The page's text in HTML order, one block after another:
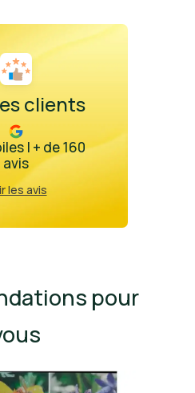
clients
| + de 160
avis
les avis
pour